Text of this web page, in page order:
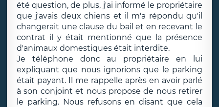
été question, de plus, j'ai informé le propriétaire
que j'avais deux chiens et il m'a répondu qu'il
changerait une clause du bail et en recevant le
contrat il y était mentionné que la présence
d'animaux domestiques était interdite.
Je téléphone donc au propriétaire en lui
expliquant que nous ignorions que le parking
était payant. Il me rappelle après en avoir parlé
à son conjoint et nous propose de nous retirer
le parking. Nous refusons en disant que cela